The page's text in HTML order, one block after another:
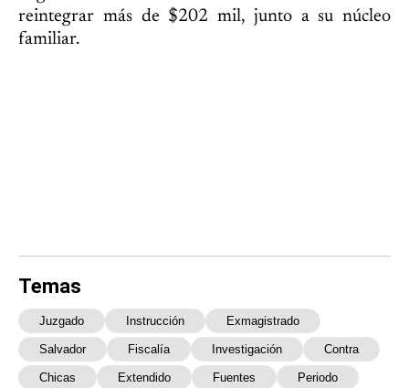
reintegrar más de $202 mil, junto a su núcleo
familiar.
Temas
Juzgado Instrucción Exmagistrado
Salvador Fiscalía Investigación Contra
Chicas Extendido Fuentes Periodo